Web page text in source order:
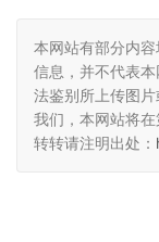
本网站有部分内
信息，并不代表
法鉴别所上传图
我们，本网站将在
转转请注明出处：